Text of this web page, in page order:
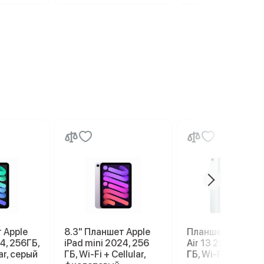
Apple
256ГБ,
серый
8.3" Планшет Apple
iPad mini 2024, 256
ГБ, Wi-Fi + Cellular,
Планшет Apple
Air 13 2026 M4,
ГБ, Wi-Fi, Blue,